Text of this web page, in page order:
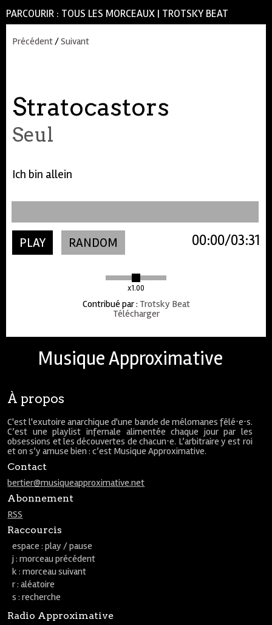
PARCOURIR : TOUS LES MORCEAUX | TROTSKY BEAT
Précédent/Suivant
Stratocastors
Seul
Ich bin allein
PLAY RANDOM
x1.00
03:31
00:00
Contribué par: Trotsky Beat
Télécharger
Musique Approximative
À propos
C'est l'exutoire anarchique d'une bande de mélomanes fêlé⋅e⋅s.
C’est une playlist infernale alimentée chaque jour par les
obsessions et les découvertes de chacun⋅e. L’arbitraire y est roi
et on s’y amuse bien : c’est Musique Approximative.
Contact
bertier@musiqueapproximative.net
Abonnement
RSS
Raccourcis
espace : play / pause
j : morceau précédent
k : morceau suivant
r : aléatoire
s : recherche
Radio Approximative